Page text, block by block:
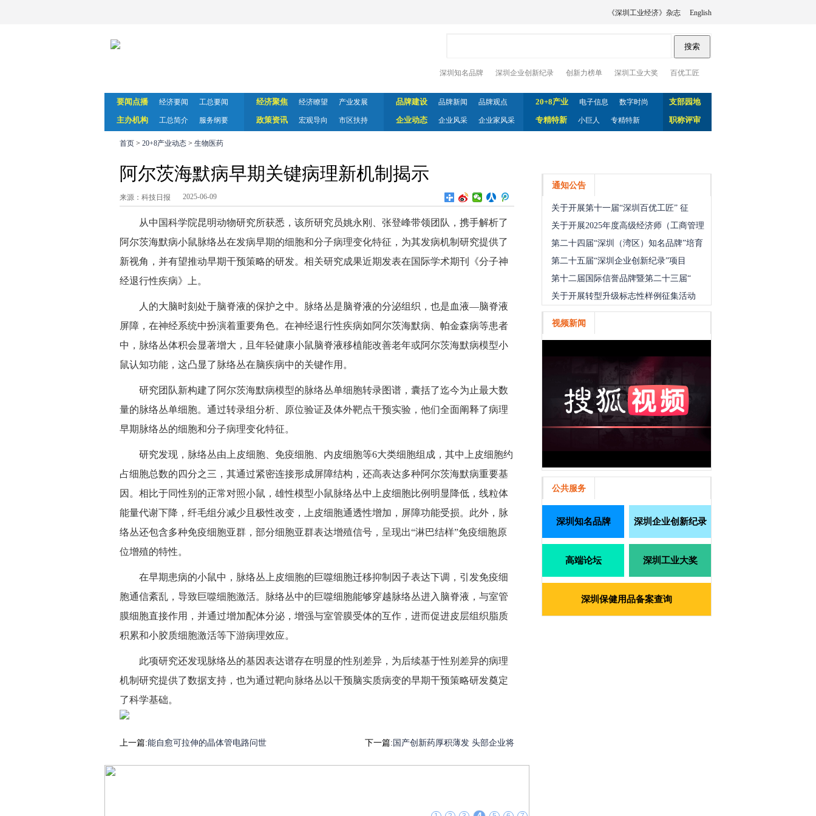
English
《深圳工业经济》杂志
深圳知名品牌 深圳企业创新纪录 创新力榜单 深圳工业大奖 百优工匠
要闻点播 经济要闻 工总要闻
主办机构 工总简介 服务纲要
经济聚焦 经济瞭望 产业发展
政策资讯 宏观导向 市区扶持
品牌建设 品牌新闻 品牌观点
企业动态 企业风采 企业家风采
20+8产业 电子信息 数字时尚
专精特新 小巨人 专精特新
支部园地
职称评审
首页 > 20+8产业动态 > 生物医药
阿尔茨海默病早期关键病理新机制揭示
来源：科技日报 2025-06-09
从中国科学院昆明动物研究所获悉，该所研究员姚永刚、张登峰带领团队，携手解析了
阿尔茨海默病小鼠脉络丛在发病早期的细胞和分子病理变化特征，为其发病机制研究提供了
新视角，并有望推动早期干预策略的研发。相关研究成果近期发表在国际学术期刊《分子神
经退行性疾病》上。
人的大脑时刻处于脑脊液的保护之中。脉络丛是脑脊液的分泌组织，也是血液—脑脊液
屏障，在神经系统中扮演着重要角色。在神经退行性疾病如阿尔茨海默病、帕金森病等患者
中，脉络丛体积会显著增大，且年轻健康小鼠脑脊液移植能改善老年或阿尔茨海默病模型小
鼠认知功能，这凸显了脉络丛在脑疾病中的关键作用。
研究团队新构建了阿尔茨海默病模型的脉络丛单细胞转录图谱，囊括了迄今为止最大数
量的脉络丛单细胞。通过转录组分析、原位验证及体外靶点干预实验，他们全面阐释了病理
早期脉络丛的细胞和分子病理变化特征。
研究发现，脉络丛由上皮细胞、免疫细胞、内皮细胞等6大类细胞组成，其中上皮细胞约
占细胞总数的四分之三，其通过紧密连接形成屏障结构，还高表达多种阿尔茨海默病重要基
因。相比于同性别的正常对照小鼠，雄性模型小鼠脉络丛中上皮细胞比例明显降低，线粒体
能量代谢下降，纤毛组分减少且极性改变，上皮细胞通透性增加，屏障功能受损。此外，脉
络丛还包含多种免疫细胞亚群，部分细胞亚群表达增殖信号，呈现出“淋巴结样”免疫细胞原
位增殖的特性。
在早期患病的小鼠中，脉络丛上皮细胞的巨噬细胞迁移抑制因子表达下调，引发免疫细
胞通信紊乱，导致巨噬细胞激活。脉络丛中的巨噬细胞能够穿越脉络丛进入脑脊液，与室管
膜细胞直接作用，并通过增加配体分泌，增强与室管膜受体的互作，进而促进皮层组织脂质
积累和小胶质细胞激活等下游病理效应。
此项研究还发现脉络丛的基因表达谱存在明显的性别差异，为后续基于性别差异的病理
机制研究提供了数据支持，也为通过靶向脉络丛以干预脑实质病变的早期干预策略研发奠定
了科学基础。
上一篇:能自愈可拉伸的晶体管电路问世 下一篇: 国产创新药厚积薄发 头部企业将
通知公告
关于开展第十一届“深圳百优工匠” 征
关于开展2025年度高级经济师（工商管理
第二十四届“深圳（湾区）知名品牌”培育
第二十五届“深圳企业创新纪录”项目
第十二届国际信誉品牌暨第二十三届“
关于开展转型升级标志性样例征集活动
视频新闻
公共服务
深圳知名品牌 深圳企业创新纪录
高端论坛 深圳工业大奖
深圳保健用品备案查询